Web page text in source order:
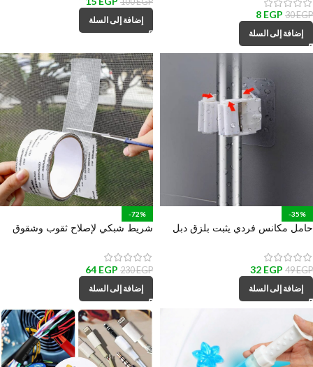
30EGP
8 EGP
إضافة إلى السلة
إضافة إلى السلة
-35%
حامل مكانس فردي يثبت بلزق دبل
49EGP
32 EGP
إضافة إلى السلة
-72%
شريط شبكي لإصلاح ثقوب وشقوق
230EGP
64 EGP
إضافة إلى السلة